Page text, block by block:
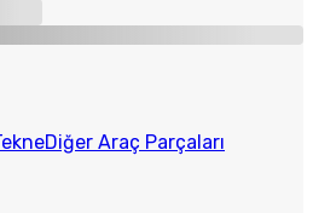
Diğer Araç Parçaları